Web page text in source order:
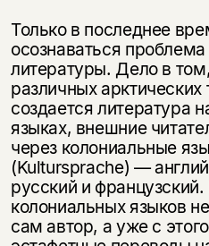
Только в последнее
осознаваться
литературы. Дело в
различных арктических
создается литература
языках, внешние
через колониальные
(Kultursprache) —
русский и
колониальных языков
сам автор, а уже с